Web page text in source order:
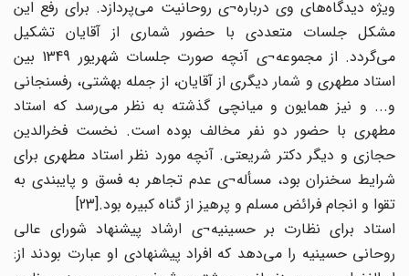
ویژه دیدگاه‌های وی درباره¬ی روحانیت می‌پردازد. برای رفع این
مشکل جلسات متعددی با حضور شماری از آقایان تشکیل
می‌گردد. از مجموعه¬ی آنچه صورت جلسات شهریور 1349 بین
استاد مطهری و شمار دیگری از آقایان، از جمله بهشتی، رفسنجانی
و... و نیز همایون و میانچی گذشته به نظر می‌رسد که استاد
مطهری با حضور دو نفر مخالف بوده است. نخست فخرالدین
حجازی و دیگر دکتر شریعتی. آنچه مورد نظر استاد مطهری برای
شرایط سخنران بود، مسأله¬ی عدم تجاهر به فسق و پایبندی به
تقوا و انجام فرائض مسلم و پرهیز از گناه کبیره بود.[23]
استاد برای نظارت بر حسینیه¬ی ارشاد پیشنهاد شورای عالی
روحانی حسینیه را می‌دهد که افراد پیشنهادی او عبارت بودند از: